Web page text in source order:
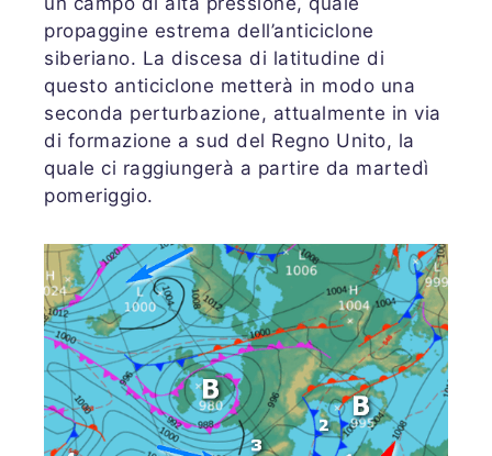
propaggine estrema dell’anticiclone
siberiano. La discesa di latitudine di
questo anticiclone metterà in modo una
seconda perturbazione, attualmente in via
di formazione a sud del Regno Unito, la
quale ci raggiungerà a partire da martedì
pomeriggio.